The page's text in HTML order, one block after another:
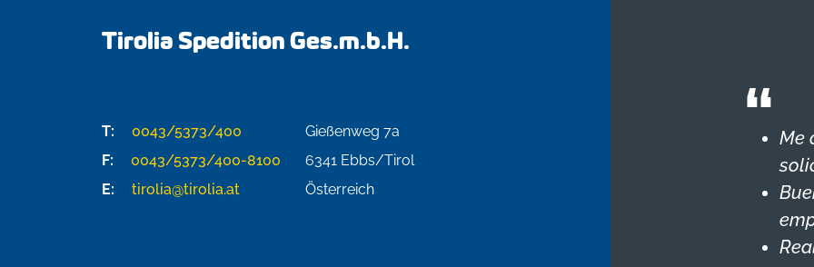
Tirolia Spedition Ges.m.b.H.
T:
0043/5373/400
F:
0043/5373/400-8100
E:
tirolia@tirolia.at
Gießenweg 7a
6341 Ebbs/Tirol
Österreich
Me